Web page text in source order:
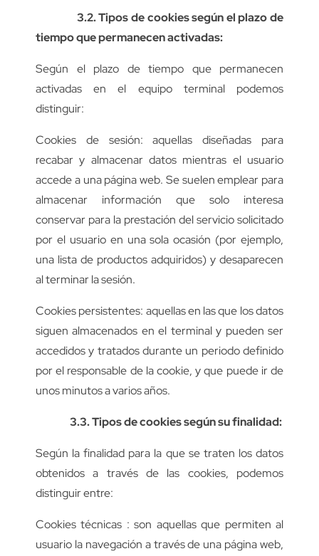
3.2. Tipos de cookies según el plazo de
tiempo que permanecen activadas:
Según el plazo de tiempo que permanecen
activadas en el equipo terminal podemos
distinguir:
Cookies de sesión: aquellas diseñadas para
recabar y almacenar datos mientras el usuario
accede a una página web. Se suelen emplear para
almacenar información que solo interesa
conservar para la prestación del servicio solicitado
por el usuario en una sola ocasión (por ejemplo,
una lista de productos adquiridos) y desaparecen
al terminar la sesión.
Cookies persistentes: aquellas en las que los datos
siguen almacenados en el terminal y pueden ser
accedidos y tratados durante un periodo definido
por el responsable de la cookie, y que puede ir de
unos minutos a varios años.
3.3. Tipos de cookies según su finalidad:
Según la finalidad para la que se traten los datos
obtenidos a través de las cookies, podemos
distinguir entre:
Cookies técnicas : son aquellas que permiten al
usuario la navegación a través de una página web,